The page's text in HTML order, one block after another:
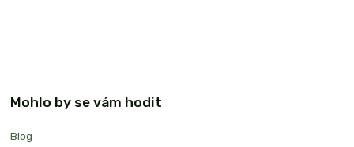
Mohlo by se vám hodit
Blog